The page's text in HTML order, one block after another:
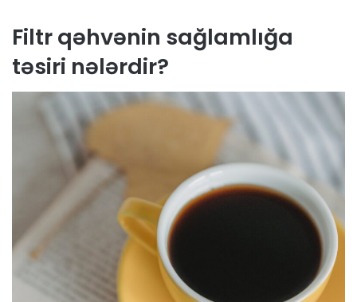
Filtr qəhvənin sağlamlığa
təsiri nələrdir?